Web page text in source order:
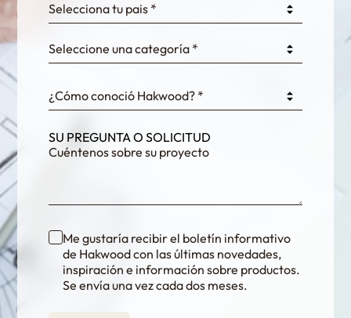
fKG333tDPmDdJm8
Selecciona tu pais *
Seleccione una categoría *
¿Cómo conoció Hakwood? *
SU PREGUNTA O SOLICITUD
Me gustaría recibir el boletín informativo
de Hakwood con las últimas novedades,
inspiración e información sobre productos.
Se envía una vez cada dos meses.